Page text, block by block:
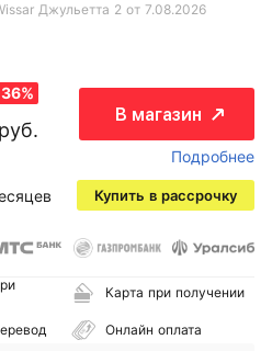
Джульетта 2 от 7.08.2026
руб.
В магазин
Подробнее
Купить в рассрочку
Карта при получении
Онлайн оплата